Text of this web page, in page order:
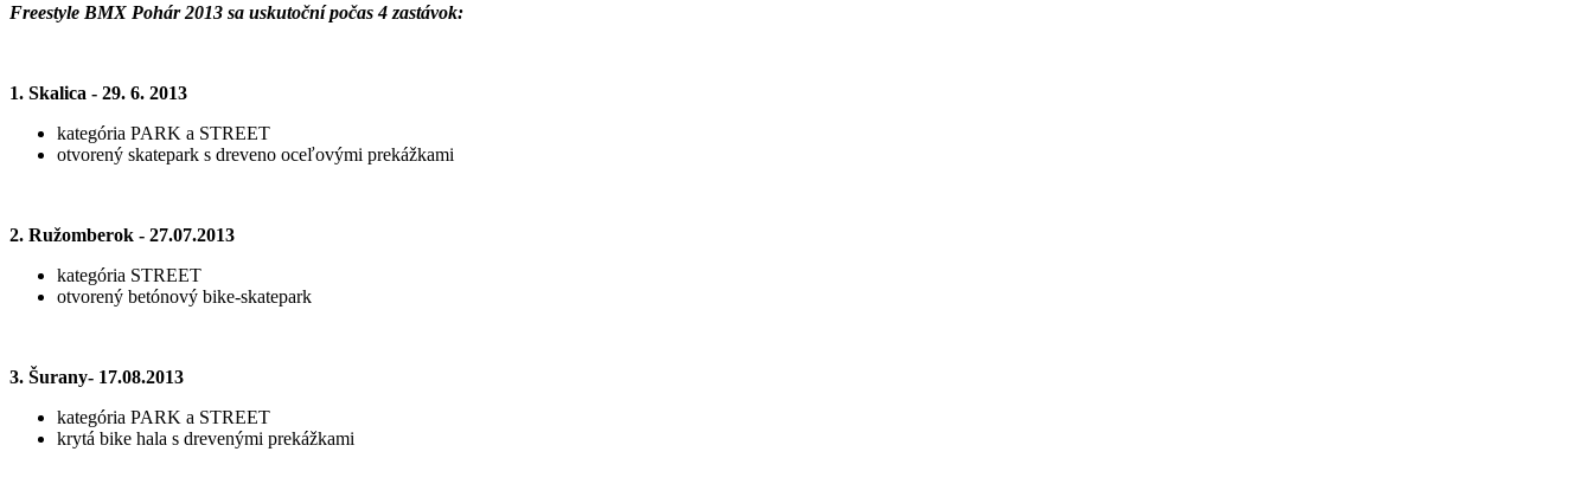
Freestyle BMX Pohár 2013 sa uskutoční počas 4 zastávok:
1. Skalica ‐ 29. 6. 2013
kategória PARK a STREET
otvorený skatepark s dreveno oceľovými prekážkami
2. Ružomberok ‐ 27.07.2013
kategória STREET
otvorený betónový bike‐skatepark
3. Šurany‐ 17.08.2013
kategória PARK a STREET
krytá bike hala s drevenými prekážkami